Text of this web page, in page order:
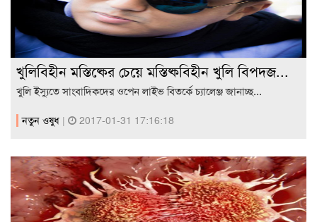
খুলিবিহীন মস্তিষ্কের চেয়ে মস্তিষ্কবিহীন খুলি বিপদজ...
খুলি ইস্যুতে সাংবাদিকদের ওপেন লাইভ বিতর্কে চ্যালেঞ্জ জানাচ্ছ...
নতুন ওষুধ | 2017-01-31 17:16:18